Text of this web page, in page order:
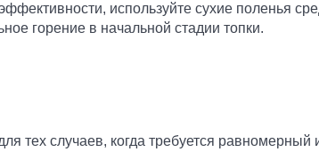
используйте сухие поленья
горение в начальной стадии топки.
тех случаев, когда требуется